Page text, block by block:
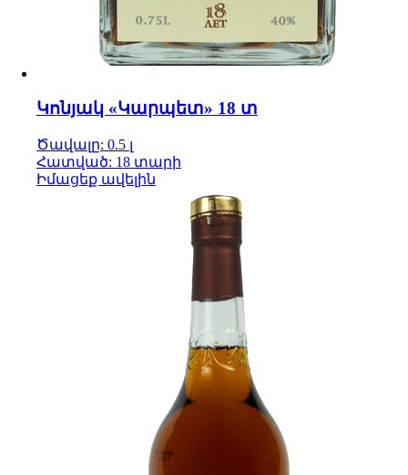
Կոնյակ «Կարպետ» 18 տ
Ծավալը: 0.5 լ
Հատված: 18 տարի
Իմացեք ավելին